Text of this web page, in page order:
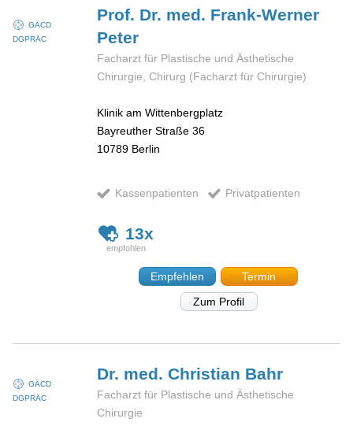
GÄCD
DGPRÄC
Prof. Dr. med. Frank-Werner
Peter
Facharzt für Plastische und Ästhetische
Chirurgie, Chirurg (Facharzt für Chirurgie)
Klinik am Wittenbergplatz
Bayreuther Straße 36
10789 Berlin
Kassenpatienten Privatpatienten
13x
Empfehlen
Termin
Zum Profil
GÄCD
DGPRÄC
Dr. med. Christian Bahr
Facharzt für Plastische und Ästhetische
Chirurgie